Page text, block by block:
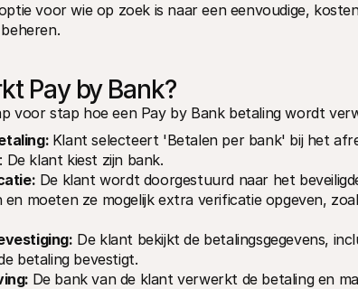
voor wie op zoek is naar een eenvoudige,
Pay by Bank?
voor stap hoe een Pay by Bank betaling wordt
Klant selecteert 'Betalen per bank' bij het
: De klant kiest zijn bank.
De klant wordt doorgestuurd naar het
en moeten ze mogelijk extra verificatie opgeven,
De klant bekijkt de betalingsgegevens,
betaling bevestigt.
De bank van de klant verwerkt de betaling en